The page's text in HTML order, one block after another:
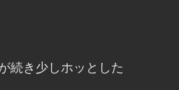
続き少しホッとした